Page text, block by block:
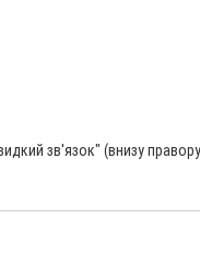
зв'язок" (внизу